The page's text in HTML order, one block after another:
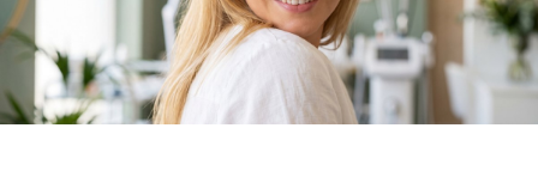
Nasenspitzenkorrektur
Nasenflügelkorrektur
Nasenhöckerkorrektur
Vorher-Nachher
Wissenswertes
Blog